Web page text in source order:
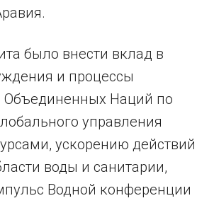
было внести вклад в
и процессы
Объединенных Наций по
управления
ускорению действий
воды и санитарии,
Водной конференции